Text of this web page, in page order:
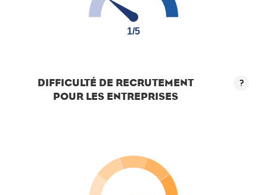
1/5
1/5
DIFFICULTÉ DE RECRUTEMENT
POUR LES ENTREPRISES
?